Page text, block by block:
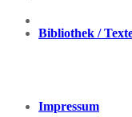
Bibliothek /
Impressum